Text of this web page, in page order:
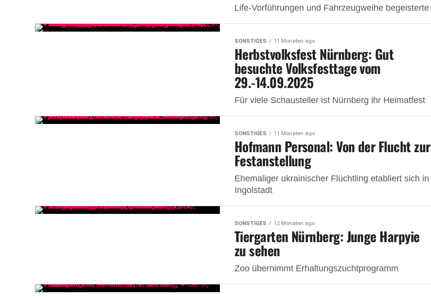
Life-Vorführungen und Fahrzeugweihe begeisterte
SONSTIGES 11 Monaten ago
Herbstvolksfest Nürnberg: Gut
besuchte Volksfesttage vom
29.-14.09.2025
Für viele Schausteller ist Nürnberg ihr Heimatfest
SONSTIGES 11 Monaten ago
Hofmann Personal: Von der Flucht zur
Festanstellung
Ehemaliger ukrainischer Flüchtling etabliert sich in
Ingolstadt
SONSTIGES 12 Monaten ago
Tiergarten Nürnberg: Junge Harpyie
zu sehen
Zoo übernimmt Erhaltungszuchtprogramm